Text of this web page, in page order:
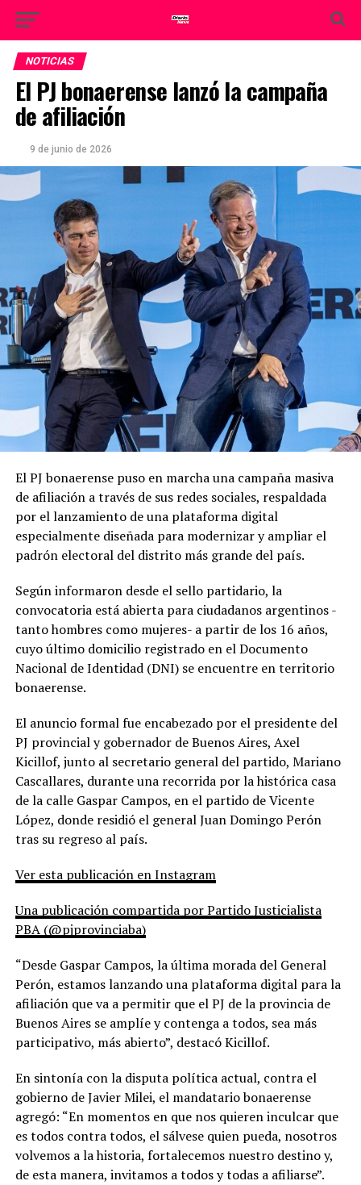
NOTICIAS
El PJ bonaerense lanzó la campaña
de afiliación
9 de junio de 2026
El PJ bonaerense puso en marcha una campaña masiva
de afiliación a través de sus redes sociales, respaldada
por el lanzamiento de una plataforma digital
especialmente diseñada para modernizar y ampliar el
padrón electoral del distrito más grande del país.
Según informaron desde el sello partidario, la
convocatoria está abierta para ciudadanos argentinos -
tanto hombres como mujeres- a partir de los 16 años,
cuyo último domicilio registrado en el Documento
Nacional de Identidad (DNI) se encuentre en territorio
bonaerense.
El anuncio formal fue encabezado por el presidente del
PJ provincial y gobernador de Buenos Aires, Axel
Kicillof, junto al secretario general del partido, Mariano
Cascallares, durante una recorrida por la histórica casa
de la calle Gaspar Campos, en el partido de Vicente
López, donde residió el general Juan Domingo Perón
tras su regreso al país.
Ver esta publicación en Instagram
Una publicación compartida por Partido Justicialista
PBA (@pjprovinciaba)
“Desde Gaspar Campos, la última morada del General
Perón, estamos lanzando una plataforma digital para la
afiliación que va a permitir que el PJ de la provincia de
Buenos Aires se amplíe y contenga a todos, sea más
participativo, más abierto”, destacó Kicillof.
En sintonía con la disputa política actual, contra el
gobierno de Javier Milei, el mandatario bonaerense
agregó: “En momentos en que nos quieren inculcar que
es todos contra todos, el sálvese quien pueda, nosotros
volvemos a la historia, fortalecemos nuestro destino y,
de esta manera, invitamos a todos y todas a afiliarse”.